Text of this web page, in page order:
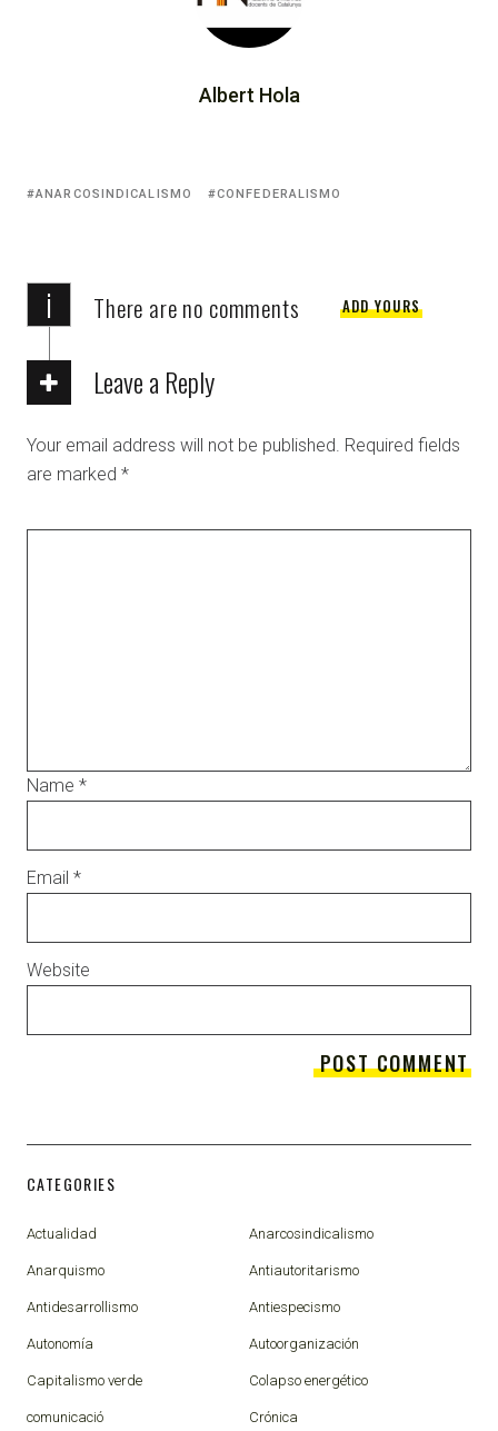
Albert Hola
ANARCOSINDICALISMO CONFEDERALISMO
i There are no comments ADD YOURS
Leave a Reply
Your email address will not be published. Required fields
are marked *
Name *
Email *
Website
CATEGORIES
Actualidad Anarcosindicalismo
Anarquismo Antiautoritarismo
Antidesarrollismo Antiespecismo
Autonomía Autoorganización
Capitalismo verde Colapso energético
comunicació Crónica